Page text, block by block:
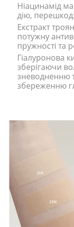
Ніацинамід
дію,
Екстракт
потужну
пружності та
Гіалуронова
зберігаючи
зневодненню
збереженню